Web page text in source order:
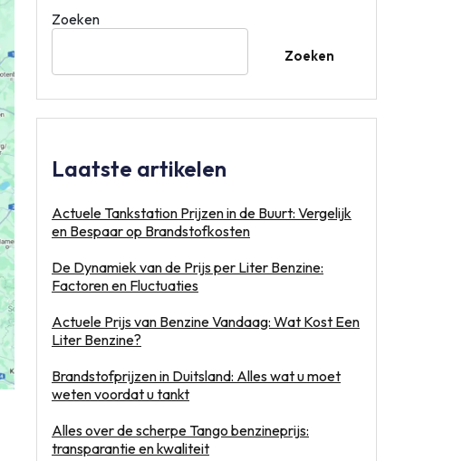
Zoeken
Zoeken
Laatste artikelen
Actuele Tankstation Prijzen in de Buurt: Vergelijk
en Bespaar op Brandstofkosten
De Dynamiek van de Prijs per Liter Benzine:
Factoren en Fluctuaties
Actuele Prijs van Benzine Vandaag: Wat Kost Een
Liter Benzine?
Brandstofprijzen in Duitsland: Alles wat u moet
weten voordat u tankt
Alles over de scherpe Tango benzineprijs:
transparantie en kwaliteit